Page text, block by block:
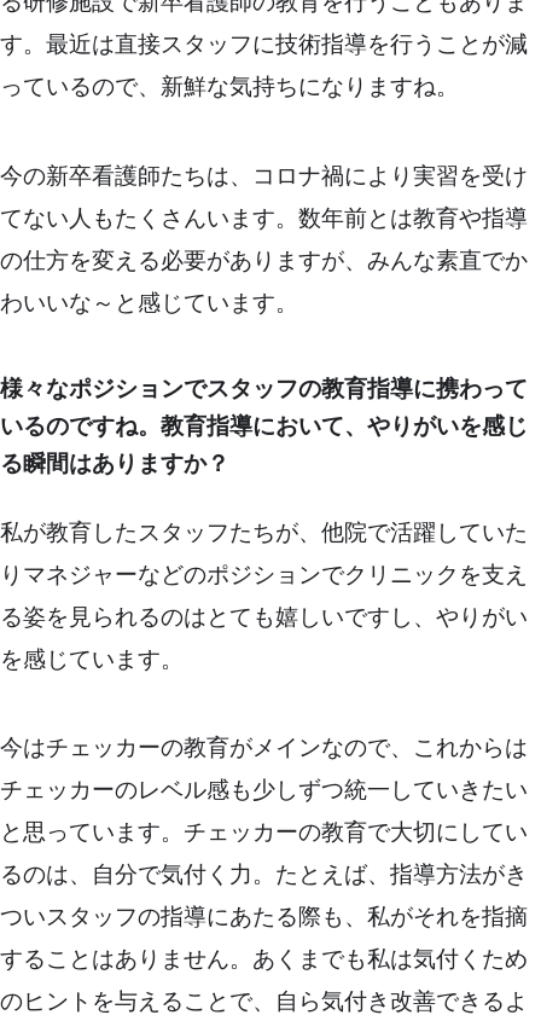
す。最近は直接スタッフに技術指導を行うことが減
っているので、新鮮な気持ちになりますね。
今の新卒看護師たちは、コロナ禍により実習を受け
てない人もたくさんいます。数年前とは教育や指導
の仕方を変える必要がありますが、みんな素直でか
わいいな～と感じています。
様々なポジションでスタッフの教育指導に携わって
いるのですね。教育指導において、やりがいを感じ
る瞬間はありますか？
私が教育したスタッフたちが、他院で活躍していた
りマネジャーなどのポジションでクリニックを支え
る姿を見られるのはとても嬉しいですし、やりがい
を感じています。
今はチェッカーの教育がメインなので、これからは
チェッカーのレベル感も少しずつ統一していきたい
と思っています。チェッカーの教育で大切にしてい
るのは、自分で気付く力。たとえば、指導方法がき
ついスタッフの指導にあたる際も、私がそれを指摘
することはありません。あくまでも私は気付くため
のヒントを与えることで、自ら気付き改善できるよ